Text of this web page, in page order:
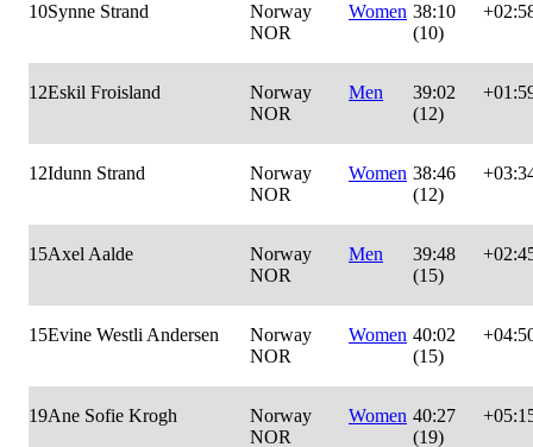
10Synne Strand
Norway
NOR
Women 38:10
(10)
12Eskil Froisland
Norway
NOR
Men
39:02
(12)
12Idunn Strand
Norway
NOR
Women 38:46
(12)
15Axel Aalde
Norway
NOR
Men
39:48
(15)
15Evine Westli Andersen
Norway
NOR
Women 40:02
(15)
19Ane Sofie Krogh
Norway
NOR
Women 40:27
(19)